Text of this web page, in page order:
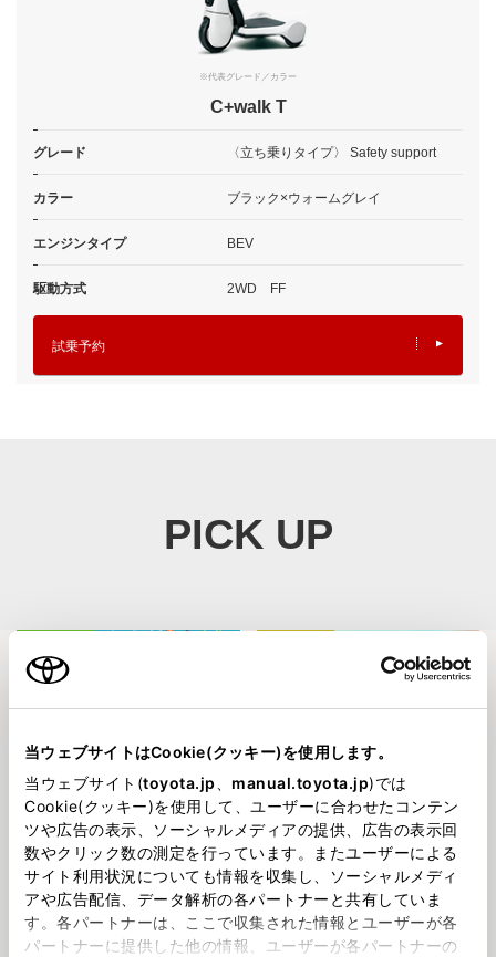
当ウェブサイトはCookie(クッキー)を使用します。
当ウェブサイト(toyota.jp manual.toyota.jp)では
Cookie(クッキー)を使用して、ユーザーに合わせたコンテン
ツや広告の表示、ソーシャルメディアの提供、広告の表示回
数やクリック数の測定を行っています。またユーザーによる
サイト利用状況についても情報を収集し、ソーシャルメディ
アや広告配信、データ解析の各パートナーと共有していま
す。各パートナーは、ここで収集された情報とユーザーが各
パートナーに提供した他の情報、ユーザーが各パートナーの
※代表グレード／カラー
C+walk T
グレード 〈立ち乗りタイプ〉 Safety support
カラー ブラック×ウォームグレイ
エンジンタイプ BEV
駆動方式 2WD FF
試乗予約
PICK UP
2026730
🌻夏イベント開催のお知らせ🍉
2026717
トヨペットで職場体験🌟
鳥取店 ハイハイレース